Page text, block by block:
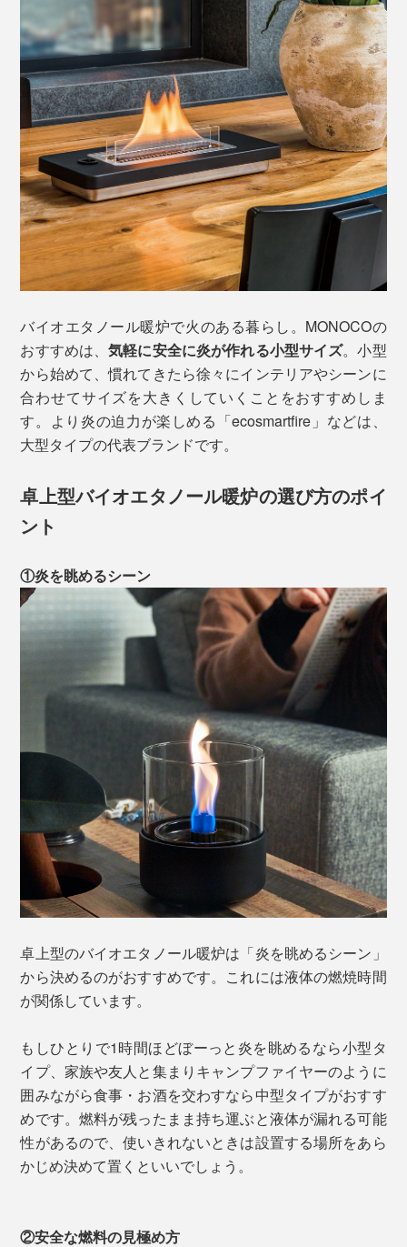
バイオエタノール暖炉で火のある暮らし。MONOCOの
おすすめは、気軽に安全に炎が作れる小型サイズ。小型
から始めて、慣れてきたら徐々にインテリアやシーンに
合わせてサイズを大きくしていくことをおすすめしま
す。より炎の迫力が楽しめる「ecosmartfire」などは、
大型タイプの代表ブランドです。
卓上型バイオエタノール暖炉の選び方のポイ
ント
①炎を眺めるシーン
卓上型のバイオエタノール暖炉は「炎を眺めるシーン」
から決めるのがおすすめです。これには液体の燃焼時間
が関係しています。
もしひとりで1時間ほどぼーっと炎を眺めるなら小型タ
イプ、家族や友人と集まりキャンプファイヤーのように
囲みながら食事・お酒を交わすなら中型タイプがおすす
めです。燃料が残ったまま持ち運ぶと液体が漏れる可能
性があるので、使いきれないときは設置する場所をあら
かじめ決めて置くといいでしょう。
②安全な燃料の見極め方